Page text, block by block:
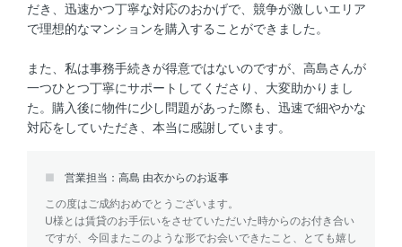
だき、迅速かつ丁寧な対応のおかげで、競争が激しいエリア
で理想的なマンションを購入することができました。
また、私は事務手続きが得意ではないのですが、高島さんが
一つひとつ丁寧にサポートしてくださり、大変助かりまし
た。購入後に物件に少し問題があった際も、迅速で細やかな
対応をしていただき、本当に感謝しています。
営業担当：高島 由衣からのお返事
この度はご成約おめでとうございます。
U様とは賃貸のお手伝いをさせていただいた時からのお付き合い
ですが、今回またこのような形でお会いできたこと、とても嬉し